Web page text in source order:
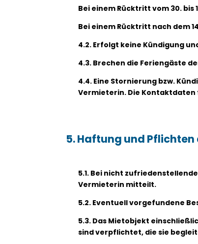
Bei einem Rücktritt vom 30. bis
Bei einem Rücktritt nach dem
4.2. Erfolgt keine Kündigung
4.3. Brechen die Feriengäste
4.4. Eine Stornierung bzw.
Vermieterin. Die Kontaktdaten
5. Haftung und
5.1. Bei nicht
Vermieterin mitteilt.
5.2. Eventuell vorgefundene
5.3. Das Mietobjekt
sind verpflichtet, die sie